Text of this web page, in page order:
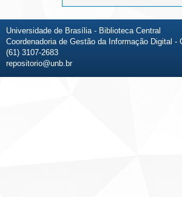
Universidade de Brasília - Biblioteca Central
Coordenadoria de Gestão da Informação Digital -
(61) 3107-2683
repositorio@unb.br